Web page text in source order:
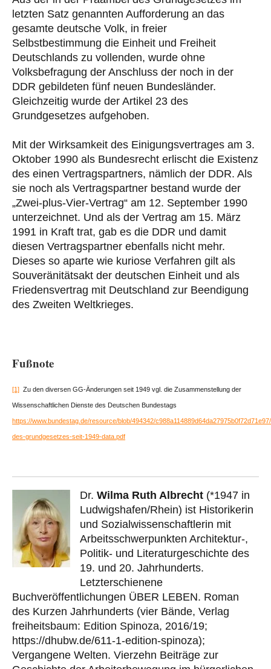
letzten Satz genannten Aufforderung an das
gesamte deutsche Volk, in freier
Selbstbestimmung die Einheit und Freiheit
Deutschlands zu vollenden, wurde ohne
Volksbefragung der Anschluss der noch in der
DDR gebildeten fünf neuen Bundesländer.
Gleichzeitig wurde der Artikel 23 des
Grundgesetzes aufgehoben.
Mit der Wirksamkeit des Einigungsvertrages am 3.
Oktober 1990 als Bundesrecht erlischt die Existenz
des einen Vertragspartners, nämlich der DDR. Als
sie noch als Vertragspartner bestand wurde der
„Zwei-plus-Vier-Vertrag“ am 12. September 1990
unterzeichnet. Und als der Vertrag am 15. März
1991 in Kraft trat, gab es die DDR und damit
diesen Vertragspartner ebenfalls nicht mehr.
Dieses so aparte wie kuriose Verfahren gilt als
Souveränitätsakt der deutschen Einheit und als
Friedensvertrag mit Deutschland zur Beendigung
des Zweiten Weltkrieges.
Fußnote
[1] Zu den diversen GG-Änderungen seit 1949 vgl. die Zusammenstellung der
Wissenschaftlichen Dienste des Deutschen Bundestags
https://www.bundestag.de/resource/blob/494342/
des-grundgesetzes-seit-1949-data.pdf
Dr. Wilma Ruth Albrecht (*1947 in
Ludwigshafen/Rhein) ist Historikerin
und Sozialwissenschaftlerin mit
Arbeitsschwerpunkten Architektur-,
Politik- und Literaturgeschichte des
19. und 20. Jahrhunderts.
Letzterschienene
Buchveröffentlichungen ÜBER LEBEN. Roman
des Kurzen Jahrhunderts (vier Bände, Verlag
freiheitsbaum: Edition Spinoza, 2016/19;
https://dhubw.de/611-1-edition-spinoza);
Vergangene Welten. Vierzehn Beiträge zur